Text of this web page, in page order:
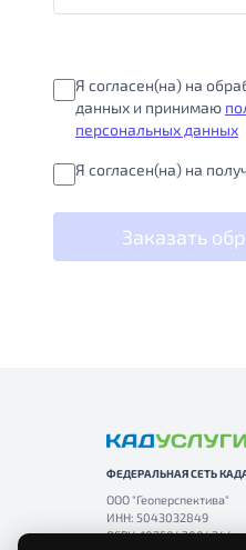
Я согласен(на) на
данных и принимаю
персональных данных
Я согласен(на) на
Заказать
ФЕДЕРАЛЬНАЯ СЕТЬ
ООО "Геоперспективa"
ИНН: 5043032849
ОГРН: 1075043004244